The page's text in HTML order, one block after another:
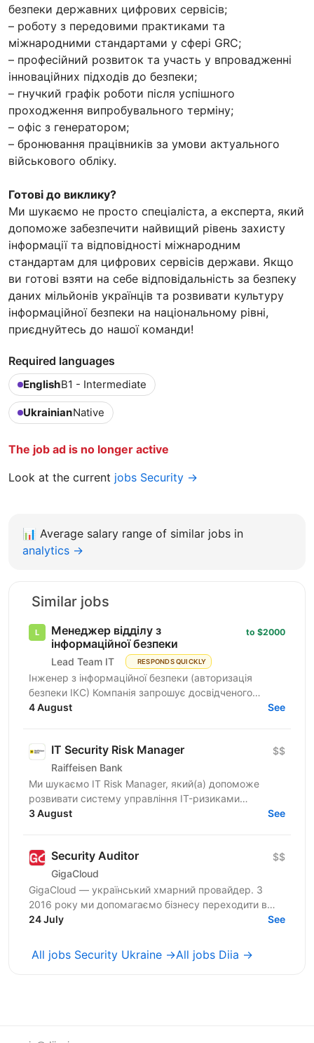
безпеки державних цифрових сервісів;
– роботу з передовими практиками та
міжнародними стандартами у сфері GRC;
– професійний розвиток та участь у впровадженні
інноваційних підходів до безпеки;
– гнучкий графік роботи після успішного
проходження випробувального терміну;
– офіс з генератором;
– бронювання працівників за умови актуального
військового обліку.
Готові до виклику?
Ми шукаємо не просто спеціаліста, а експерта, який
допоможе забезпечити найвищий рівень захисту
інформації та відповідності міжнародним
стандартам для цифрових сервісів держави. Якщо
ви готові взяти на себе відповідальність за безпеку
даних мільйонів українців та розвивати культуру
інформаційної безпеки на національному рівні,
приєднуйтесь до нашої команди!
Required languages
EnglishB1 - Intermediate
UkrainianNative
The job ad is no longer active
Look at the current jobs Security →
📊 Average salary range of similar jobs in
analytics →
Similar jobs
Менеджер відділу з
інформаційної безпеки
Lead Team IT RESPONDS QUICKLY
to $2000
Інженер з інформаційної безпеки (авторизація
безпеки ІКС) Компанія запрошує досвідченого
фахівця для роботи з державними замовниками та
4 August See
IT Security Risk Manager
Raiffeisen Bank
$$
Ми шукаємо IT Risk Manager, який(а) допоможе
розвивати систему управління IT-ризиками
відповідно до європейських практик, вимог DORA,
3 August See
Security Auditor
GigaCloud
$$
GigaCloud — український хмарний провайдер. З
2016 року ми допомагаємо бізнесу переходити в
хмару просто, зрозуміло і з відчуттям надійної
24 July See
All jobs Security Ukraine →All jobs Diia →